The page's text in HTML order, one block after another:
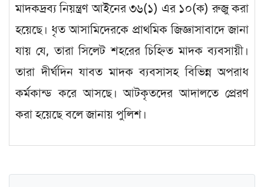
মাদকদ্রব্য নিয়ন্ত্রণ আইনের ৩৬(১) এর ১০(ক) রুজু করা
হয়েছে। ধৃত আসামিদেরকে প্রাথমিক জিজ্ঞাসাবাদে জানা
যায় যে, তারা সিলেট শহরের চিহ্নিত মাদক ব্যবসায়ী।
তারা দীর্ঘদিন যাবত মাদক ব্যবসাসহ বিভিন্ন অপরাধ
কর্মকান্ড করে আসছে। আটকৃতদের আদালতে প্রেরণ
করা হয়েছে বলে জানায় পুলিশ।